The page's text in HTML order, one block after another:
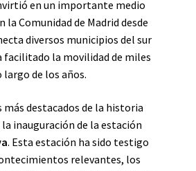
en un importante medio
Comunidad de Madrid desde
diversos municipios del sur
facilitado la movilidad de miles
largo de los años.
más destacados de la historia
inauguración de la estación
. Esta estación ha sido testigo
relevantes, los